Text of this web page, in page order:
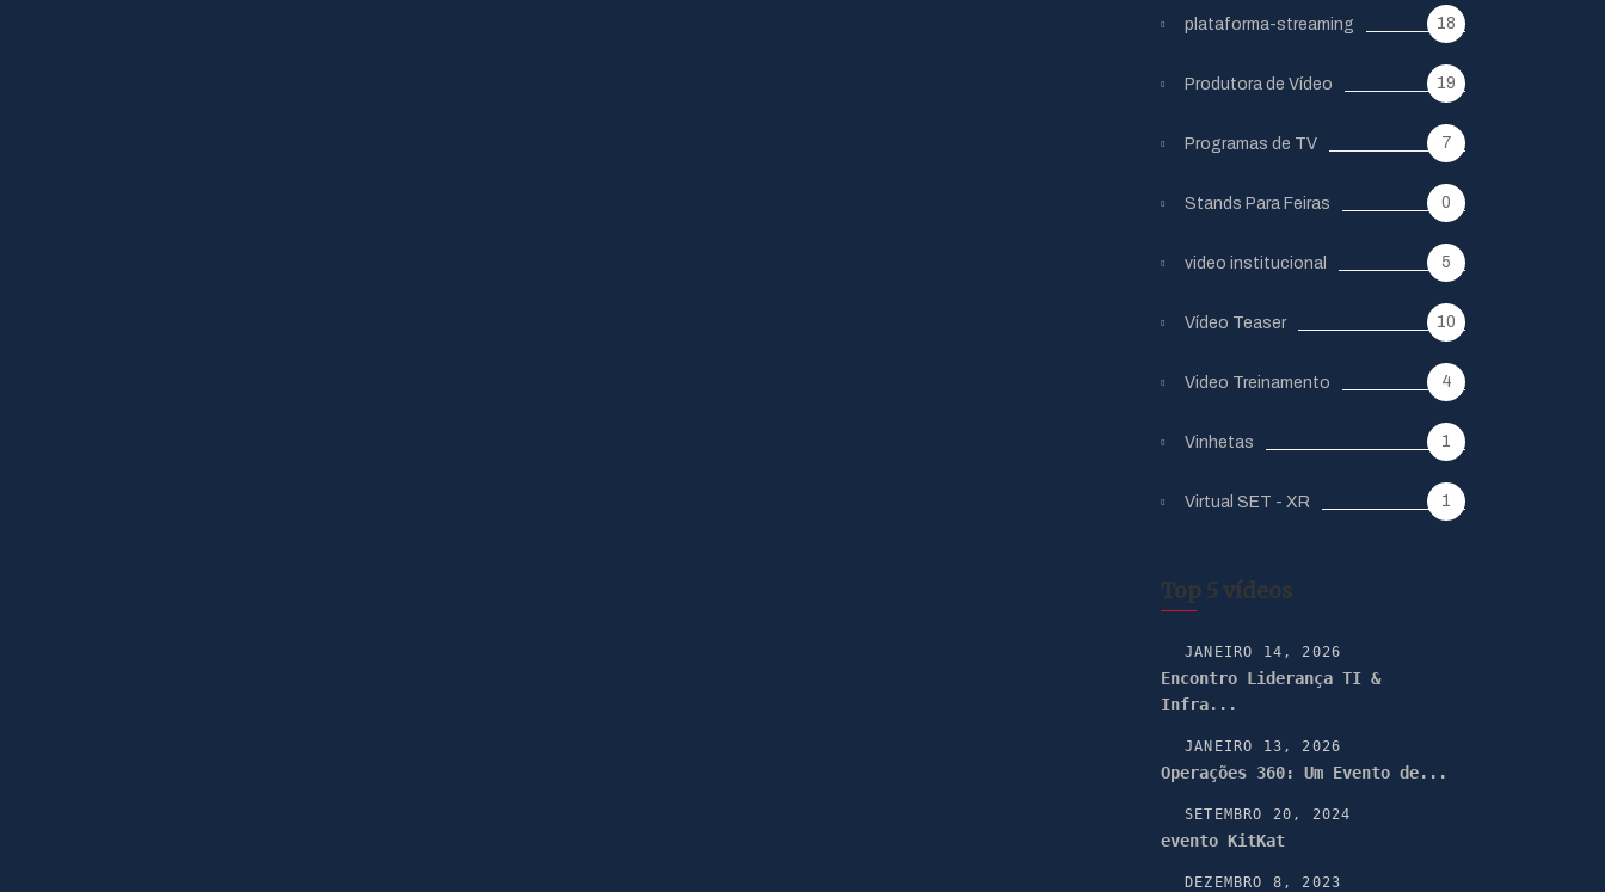
plataforma-streaming 18
Produtora de Vídeo 19
Programas de TV 7
Stands Para Feiras 0
video institucional 5
Vídeo Teaser 10
Video Treinamento 4
Vinhetas 1
Virtual SET - XR 1
Top 5 vídeos
JANEIRO 14, 2026
Encontro Liderança TI &
Infra...
JANEIRO 13, 2026
Operações 360: Um Evento de...
SETEMBRO 20, 2024
evento KitKat
DEZEMBRO 8, 2023